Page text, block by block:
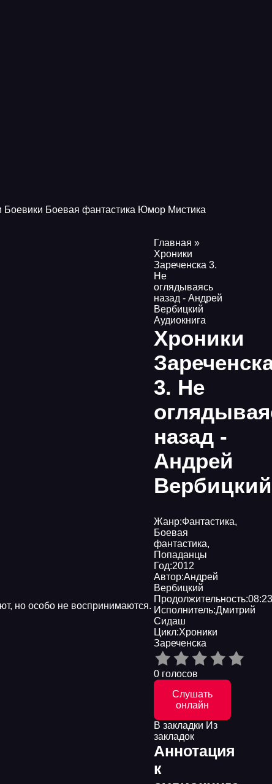
Боевики Боевая фантастика Юмор Мистика
но особо не воспринимаются.
Главная »
Хроники
Зареченска 3.
Не
оглядываясь
назад - Андрей
Вербицкий
Аудиокнига
Хроники
3. Не
назад -
Андрей
Вербицкий
Жанр:Фантастика,
Боевая
фантастика,
Попаданцы
Год:2012
Автор:Андрей
Вербицкий
Продолжительность:
Исполнитель:Дмитрий
Сидаш
Цикл:Хроники
Зареченска
0 голосов
Слушать
онлайн
В закладки Из
закладок
Аннотация
к